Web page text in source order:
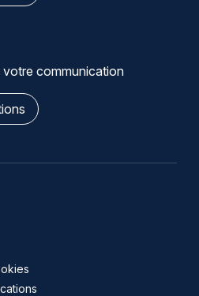
votre communication